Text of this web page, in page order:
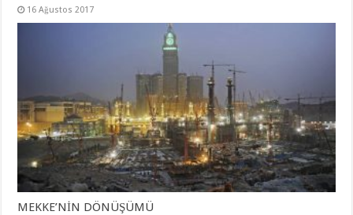
16 Ağustos 2017
MEKKE’NİN DÖNÜŞÜMÜ